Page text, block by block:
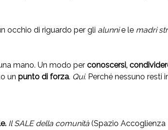
occhio di riguardo per gli alunnie le madri
mano. Un modo per conoscersi,
un punto di forza. Qui. Perché nessuno resti
Il SALE della comunità (Spazio Accoglienza